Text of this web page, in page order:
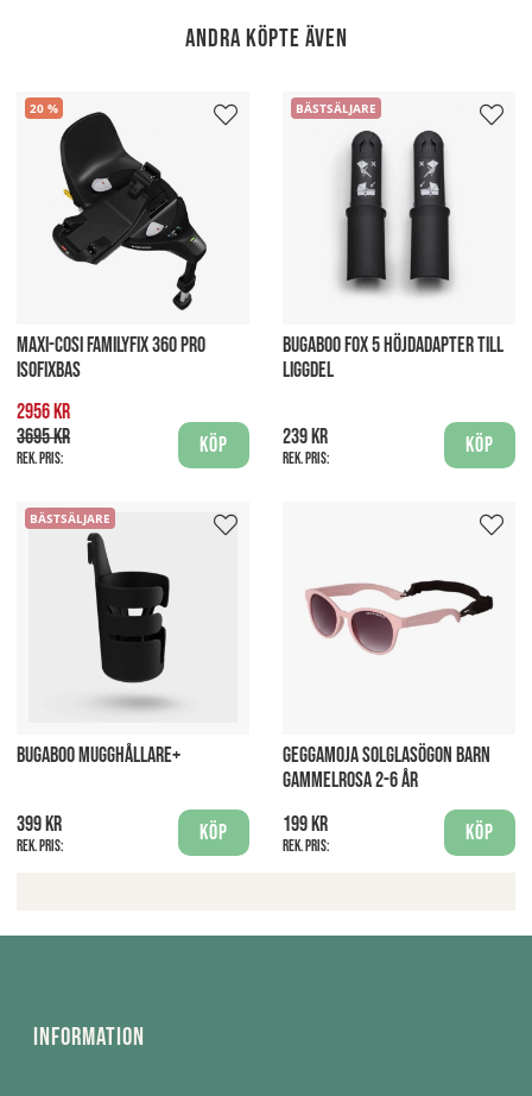
Andra köpte även
20
MAXI-COSI FAMILYFIX 360 PRO
ISOFIXBAS
2956 kr
3695 kr
Rek. pris:
Köp
BÄSTSÄLJARE
BUGABOO FOX 5 HÖJDADAPTER TILL
LIGGDEL
239 kr
Rek. pris:
Köp
BÄSTSÄLJARE
BUGABOO MUGGHÅLLARE+
399 kr
Rek. pris:
Köp
GEGGAMOJA SOLGLASÖGON BARN
GAMMELROSA 2-6 ÅR
199 kr
Rek. pris:
Köp
Information